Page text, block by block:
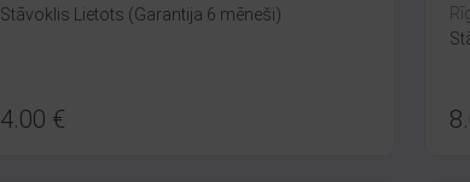
Stāvoklis Lietots (Garantija 6 mēneši)
4.00 €